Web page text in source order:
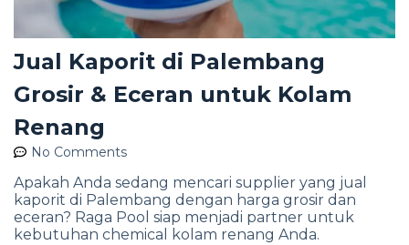
Jual Kaporit di Palembang
Grosir & Eceran untuk Kolam
Renang
No Comments
Apakah Anda sedang mencari supplier yang jual
kaporit di Palembang dengan harga grosir dan
eceran? Raga Pool siap menjadi partner untuk
kebutuhan chemical kolam renang Anda.